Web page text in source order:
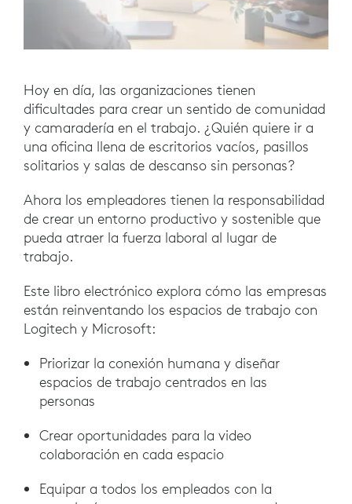
Hoy en día, las organizaciones tienen
dificultades para crear un sentido de comunidad
y camaradería en el trabajo. ¿Quién quiere ir a
una oficina llena de escritorios vacíos, pasillos
solitarios y salas de descanso sin personas?
Ahora los empleadores tienen la responsabilidad
de crear un entorno productivo y sostenible que
pueda atraer la fuerza laboral al lugar de
trabajo.
Este libro electrónico explora cómo las empresas
están reinventando los espacios de trabajo con
Logitech y Microsoft:
Priorizar la conexión humana y diseñar
espacios de trabajo centrados en las
personas
Crear oportunidades para la video
colaboración en cada espacio
Equipar a todos los empleados con la